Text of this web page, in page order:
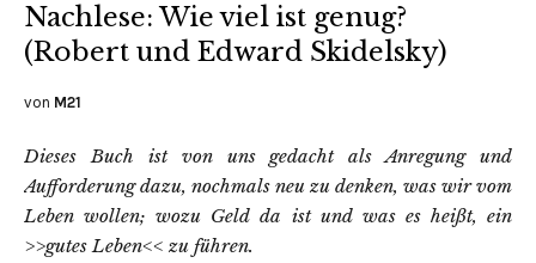
Nachlese: Wie viel ist genug?
(Robert und Edward Skidelsky)
von M21
Dieses Buch ist von uns gedacht als Anregung und
Aufforderung dazu, nochmals neu zu denken, was wir vom
Leben wollen; wozu Geld da ist und was es heißt, ein
>>gutes Leben<< zu führen.